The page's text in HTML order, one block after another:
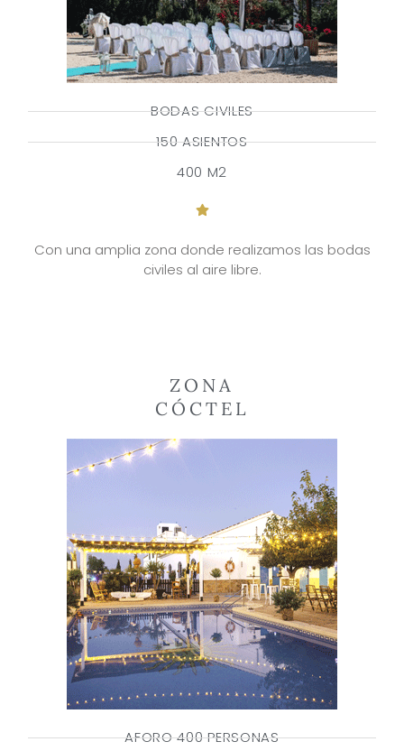
BODAS CIVILES
150 ASIENTOS
400 M2
Con una amplia zona donde realizamos las bodas
civiles al aire libre.
ZONA
CÓCTEL
AFORO 400 PERSONAS